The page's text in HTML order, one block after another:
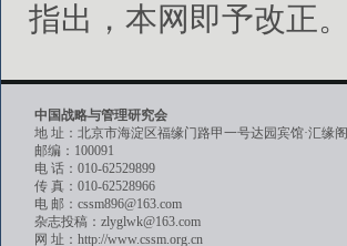
指出，本网即予改正。
中国战略与管理研究会
地 址：北京市海淀区福缘门路甲一号达园宾馆·汇缘阁
邮编：100091
电 话：010-62529899
传 真：010-62528966
电 邮：cssm896@163.com
杂志投稿：zlyglwk@163.com
网 址：http://www.cssm.org.cn